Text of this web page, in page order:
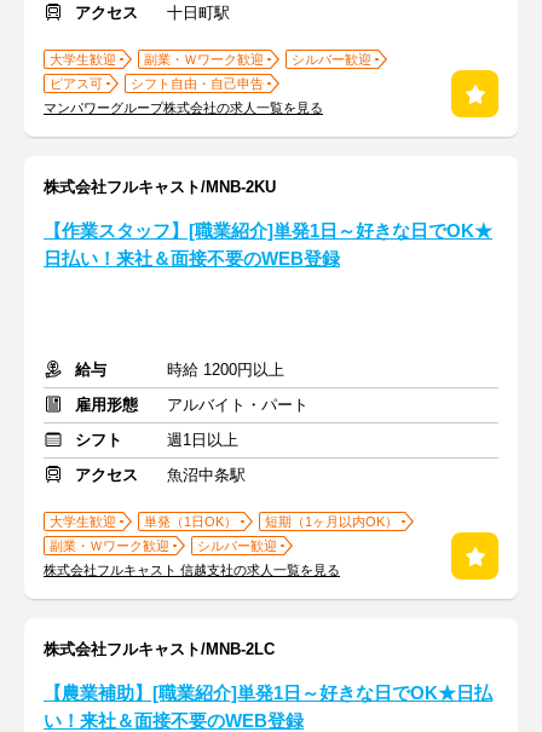
アクセス
十日町駅
大学生歓迎 副業・Ｗワーク歓迎
シルバー歓迎
ピアス可
シフト自由・自己申告
マンパワーグループ株式会社の求人一覧を見る
株式会社フルキャスト/MNB-2KU
【作業スタッフ】[職業紹介]単発1日～好きな日でOK★
日払い！来社＆面接不要のWEB登録
給与
時給 1200円以上
雇用形態
アルバイト・パート
シフト
週1日以上
アクセス
魚沼中条駅
大学生歓迎 単発（1日OK）
短期（1ヶ月以内OK）
副業・Ｗワーク歓迎
シルバー歓迎
株式会社フルキャスト 信越支社の求人一覧を見る
株式会社フルキャスト/MNB-2LC
【農業補助】[職業紹介]単発1日～好きな日でOK★日払
い！来社＆面接不要のWEB登録